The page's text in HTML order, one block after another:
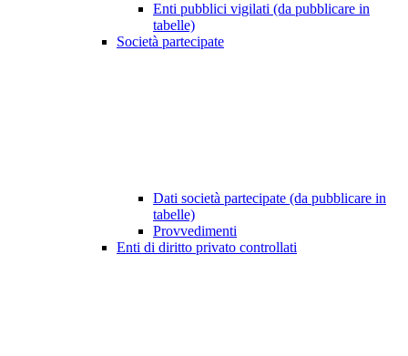
Enti pubblici vigilati (da pubblicare in
tabelle)
Società partecipate
Dati società partecipate (da pubblicare in
tabelle)
Provvedimenti
Enti di diritto privato controllati